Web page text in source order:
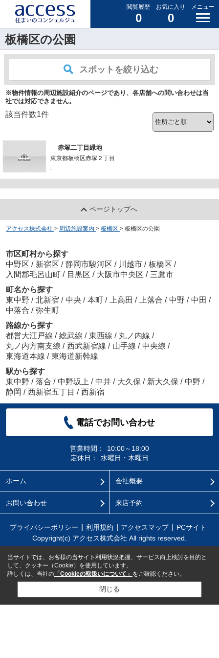
閲覧履歴
0
お気に入り
0
メニュー
板橋区の公園
スポットを絞り込む
※物件情報の周辺施設紹介のページであり、各店舗への問い合わせは当
社では対応できません。
該当件数1件
赤塚二丁目緑地
東京都板橋区赤塚２丁目
-
ページトップへ
アクセス株式会社 > 周辺施設案内 > 板橋区 > 板橋区の公園
市区町村から探す
中野区 / 新宿区 / 静岡市駿河区 / 川越市 / 板橋区 /
入間郡毛呂山町 / 目黒区 / 大阪市中央区 / 三鷹市
町名から探す
東中野 / 北新宿 / 中央 / 本町 / 上高田 / 上落合 / 中野 / 中田 /
中落合 / 弥生町
路線から探す
都営大江戸線 / 総武線 / 東西線 / 丸ノ内線 /
丸ノ内方南支線 / 西武新宿線 / 山手線 / 中央線 /
東海道本線 / 東海道新幹線
駅から探す
東中野 / 落合 / 中野坂上 / 中井 / 大久保 / 新大久保 / 中野 /
静岡 / 西新宿五丁目 / 西新宿
電話でお問い合わせ
営業時間：
10:00～18:00
定休日：
水曜日・木曜日
ホーム 会社概要
お問い合わせ 来店予約
プライバシーポリシー 利用規約 アクセスマップ
PCサイト
Copyright(c) アクセス株式会社 All rights reserved.
当サイトでは、お客様の当サイト利用状況把握、サービス向上検討を目的と
して、クッキー（Cookie）を使用しています。
詳しくは、当社の 「Cookieの取扱いについて」 をご確認ください。
閉じる